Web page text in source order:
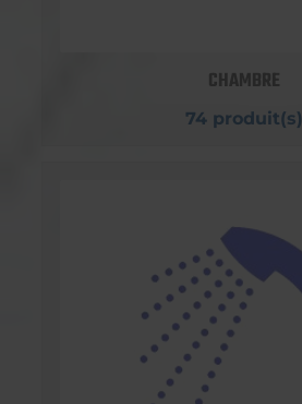
CHAMBRE
74 produit(s)